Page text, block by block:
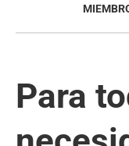
Para